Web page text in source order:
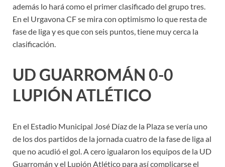
además lo hará como el primer clasificado del grupo tres.
En el Urgavona CF se mira con optimismo lo que resta de
fase de liga y es que con seis puntos, tiene muy cerca la
clasificación.
UD GUARROMÁN 0-0
LUPIÓN ATLÉTICO
En el Estadio Municipal José Díaz de la Plaza se vería uno
de los dos partidos de la jornada cuatro de la fase de liga al
que no acudió el gol. A cero igualaron los equipos de la UD
Guarromán y el Lupión Atlético para así complicarse el